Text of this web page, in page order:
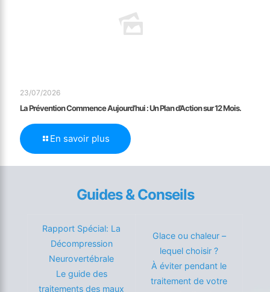
23/07/2026
La Prévention Commence Aujourd’hui : Un Plan d’Action sur 12 Mois.
En savoir plus
Guides & Conseils
Rapport Spécial: La
Décompression
Neurovertébrale
Le guide des
traitements des maux
Glace ou chaleur –
lequel choisir ?
À éviter pendant le
traitement de votre